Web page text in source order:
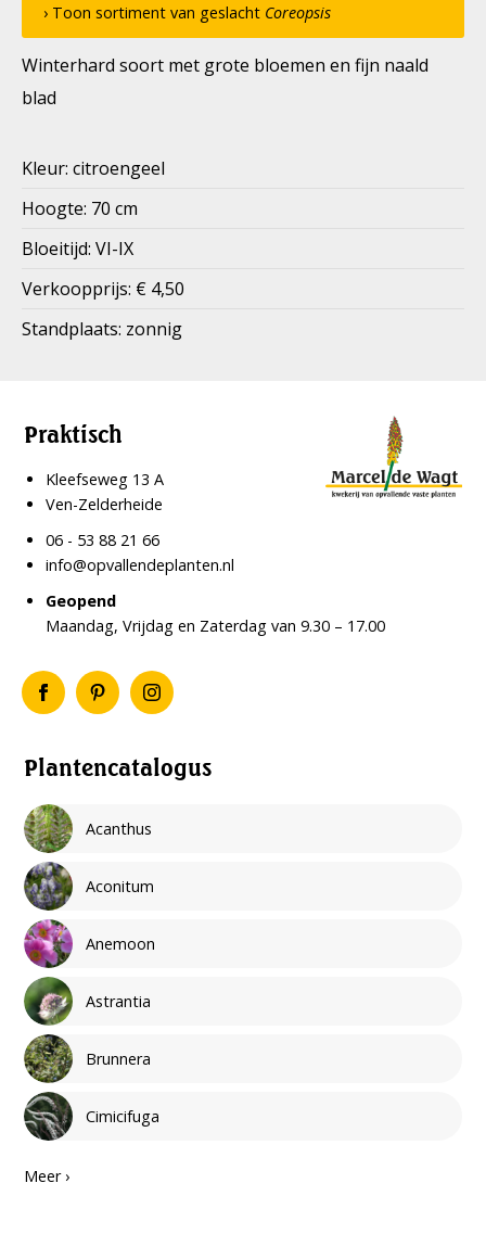
› Toon sortiment van geslacht Coreopsis
Winterhard soort met grote bloemen en fijn naald
blad
Kleur: citroengeel
Hoogte: 70 cm
Bloeitijd: VI-IX
Verkoopprijs: € 4,50
Standplaats: zonnig
Plantencatalogus
Acanthus
Aconitum
Anemoon
Astrantia
Brunnera
Cimicifuga
Meer ›
Praktisch
Kleefseweg 13 A
Ven-Zelderheide
06 - 53 88 21 66
info@opvallendeplanten.nl
Geopend
Maandag, Vrijdag en Zaterdag van 9.30 – 17.00